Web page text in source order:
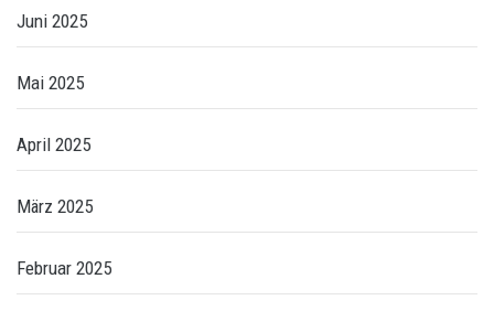
Juni 2025
Mai 2025
April 2025
März 2025
Februar 2025